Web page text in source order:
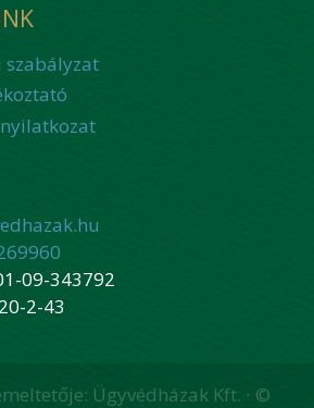
szabályzat
09-343792
2-43
Ügyvédházak Kft. ∙ ©